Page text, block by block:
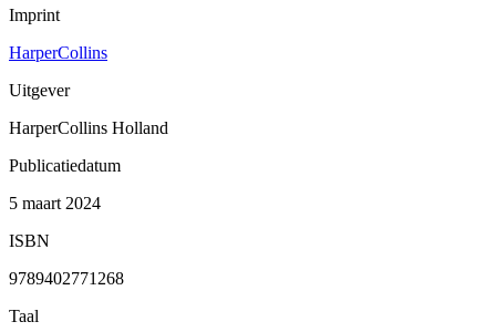
Imprint
HarperCollins
Uitgever
HarperCollins Holland
Publicatiedatum
5 maart 2024
ISBN
9789402771268
Taal